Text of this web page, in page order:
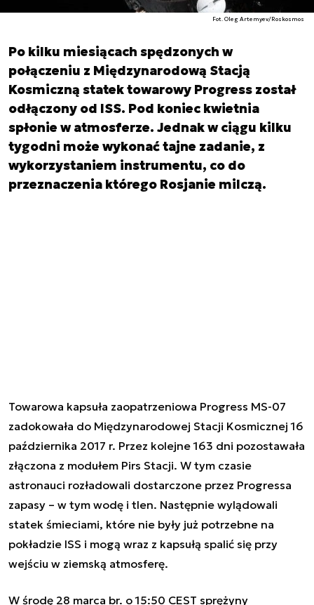
Fot. Oleg Artemyev/Roskosmos
Po kilku miesiącach spędzonych w
połączeniu z Międzynarodową Stacją
Kosmiczną statek towarowy Progress został
odłączony od ISS. Pod koniec kwietnia
spłonie w atmosferze. Jednak w ciągu kilku
tygodni może wykonać tajne zadanie, z
wykorzystaniem instrumentu, co do
przeznaczenia którego Rosjanie milczą.
Towarowa kapsuła zaopatrzeniowa Progress MS-07
zadokowała do Międzynarodowej Stacji Kosmicznej 16
października 2017 r. Przez kolejne 163 dni pozostawała
złączona z modułem Pirs Stacji. W tym czasie
astronauci rozładowali dostarczone przez Progressa
zapasy – w tym wodę i tlen. Następnie wylądowali
statek śmieciami, które nie były już potrzebne na
pokładzie ISS i mogą wraz z kapsułą spalić się przy
wejściu w ziemską atmosferę.
W środę 28 marca br. o 15:50 CEST sprężyny